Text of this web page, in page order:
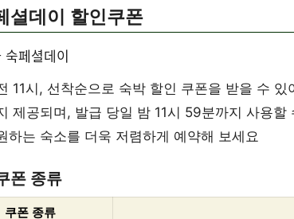
셜데이 할인쿠폰
11시, 선착순으로 숙박 할인 쿠폰을 받을 수
제공되며, 발급 당일 밤 11시 59분까지 사용
하는 숙소를 더욱 저렴하게 예약해 보세요
폰 종류
쿠폰 종류